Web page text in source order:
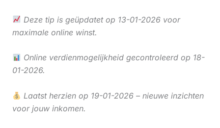
Deze tip is geüpdatet op 13-01-2026 voor
maximale online winst.
Online verdienmogelijkheid gecontroleerd op 18-
01-2026.
Laatst herzien op 19-01-2026 – nieuwe inzichten
voor jouw inkomen.